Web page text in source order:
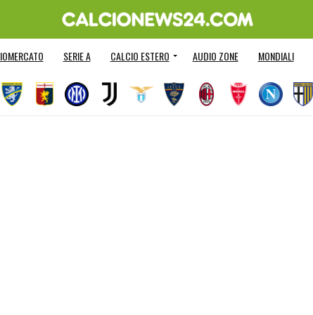
SERIE A CALCIO ESTERO AUDIO ZONE MONDIALI